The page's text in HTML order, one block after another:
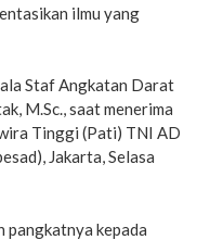
ilmu yang
Staf Angkatan Darat
M.Sc., saat menerima
Tinggi (Pati) TNI AD
Jakarta, Selasa
pangkatnya kepada